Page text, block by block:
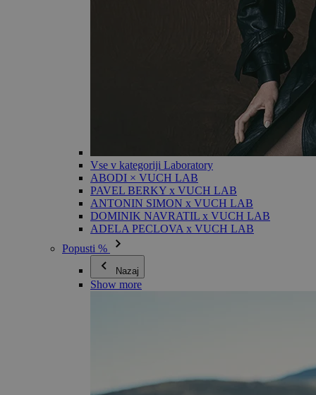
Vse v kategoriji Laboratory
ABODI × VUCH LAB
PAVEL BERKY x VUCH LAB
ANTONIN SIMON x VUCH LAB
DOMINIK NAVRATIL x VUCH LAB
ADELA PECLOVA x VUCH LAB
Popusti %
Nazaj
Show more